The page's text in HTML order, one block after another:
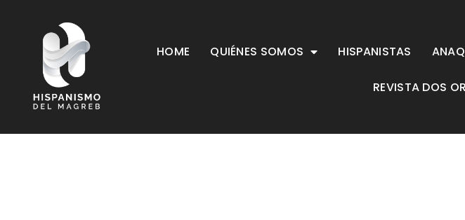
HOME QUIÉNES SOMOS HISPANISTAS
REVISTA DOS